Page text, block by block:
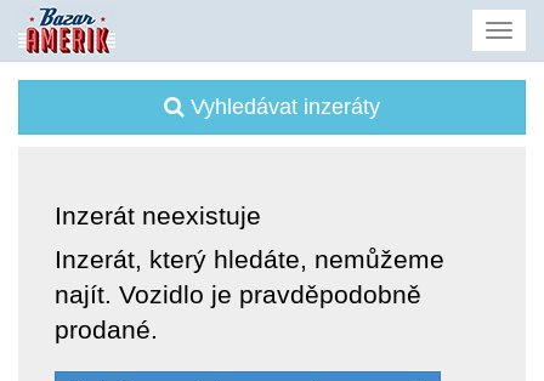
Vyhledávat inzeráty
Inzerát neexistuje
Inzerát, který hledáte, nemůžeme
najít. Vozidlo je pravděpodobně
prodané.